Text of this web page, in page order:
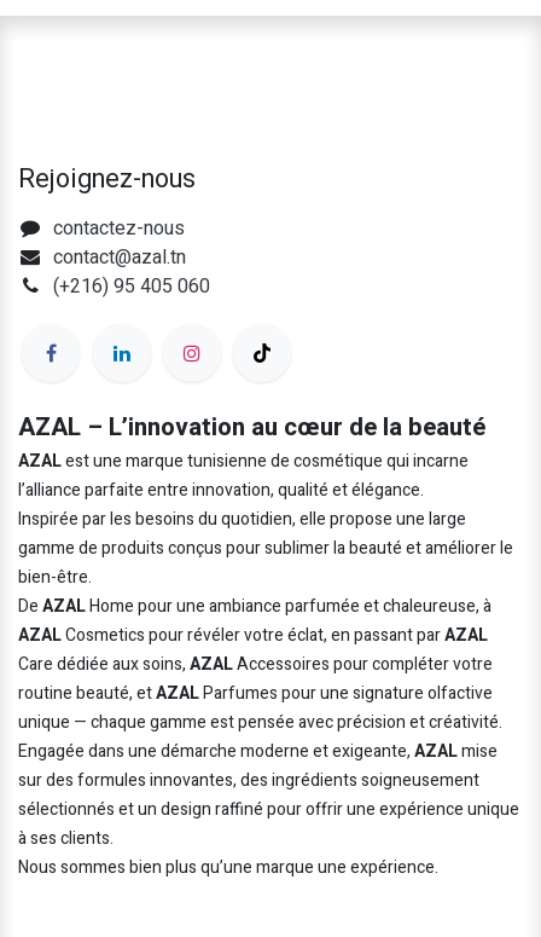
Rejoignez-nous
contactez-nous
contact@azal.tn
(+216) 95 405 060
AZAL – L’innovation au cœur de la beauté
AZALest une marque tunisienne de cosmétique qui incarne
l’alliance parfaite entre innovation, qualité et élégance.
Inspirée par les besoins du quotidien, elle propose une large
gamme de produits conçus pour sublimer la beauté et améliorer le
bien-être.
DeAZALHome pour une ambiance parfumée et chaleureuse, à
AZALCosmetics pour révéler votre éclat, en passant parAZAL
Care dédiée aux soins,AZALAccessoires pour compléter votre
routine beauté, etAZALParfumes pour une signature olfactive
unique — chaque gamme est pensée avec précision et créativité.
Engagée dans une démarche moderne et exigeante,AZALmise
sur des formules innovantes, des ingrédients soigneusement
sélectionnés et un design raffiné pour offrir une expérience unique
à ses clients.
Nous sommes bien plus qu’une marque une expérience.